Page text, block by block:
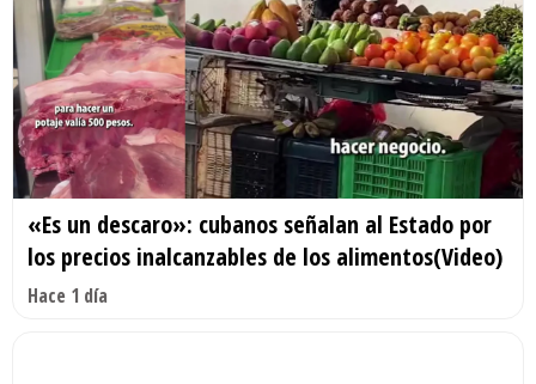
«Es un descaro»: cubanos señalan al Estado por
los precios inalcanzables de los alimentos(Video)
Hace 1 día